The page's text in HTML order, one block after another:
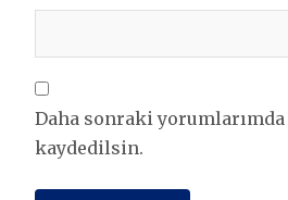
Daha sonraki yorumlarımda
kaydedilsin.